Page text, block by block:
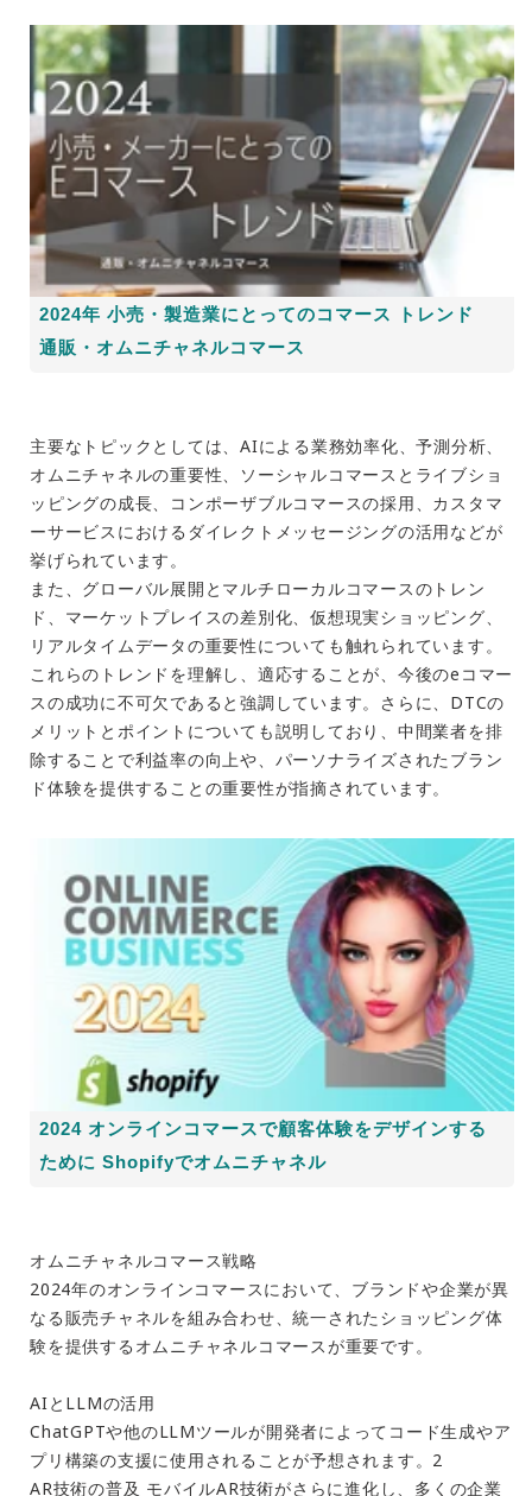
2024年 小売・製造業にとってのコマース トレンド
通販・オムニチャネルコマース
主要なトピックとしては、AIによる業務効率化、予測分析、
オムニチャネルの重要性、ソーシャルコマースとライブショ
ッピングの成長、コンポーザブルコマースの採用、カスタマ
ーサービスにおけるダイレクトメッセージングの活用などが
挙げられています。
また、グローバル展開とマルチローカルコマースのトレン
ド、マーケットプレイスの差別化、仮想現実ショッピング、
リアルタイムデータの重要性についても触れられています。
これらのトレンドを理解し、適応することが、今後のeコマー
スの成功に不可欠であると強調しています。さらに、DTCの
メリットとポイントについても説明しており、中間業者を排
除することで利益率の向上や、パーソナライズされたブラン
ド体験を提供することの重要性が指摘されています。
2024 オンラインコマースで顧客体験をデザインする
ために Shopifyでオムニチャネル
オムニチャネルコマース戦略
2024年のオンラインコマースにおいて、ブランドや企業が異
なる販売チャネルを組み合わせ、統一されたショッピング体
験を提供するオムニチャネルコマースが重要です。
AIとLLMの活用
ChatGPTや他のLLMツールが開発者によってコード生成やア
プリ構築の支援に使用されることが予想されます。2
AR技術の普及 モバイルAR技術がさらに進化し、多くの企業